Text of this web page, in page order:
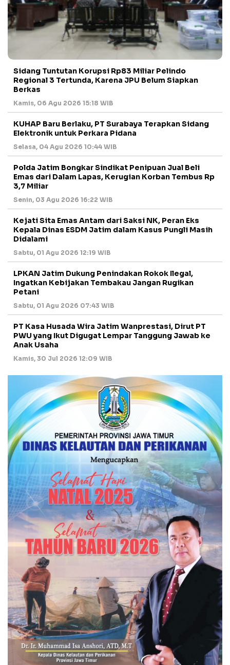
Sidang Tuntutan Korupsi Rp83 Miliar Pelindo
Regional 3 Tertunda, Karena JPU Belum Siapkan
Berkas
Kamis, 06 Agu 2026 15:18 WIB
KUHAP Baru Berlaku, PT Surabaya Terapkan Sidang
Elektronik untuk Perkara Pidana
Selasa, 04 Agu 2026 10:44 WIB
Polda Jatim Bongkar Sindikat Penipuan Jual Beli
Emas dari Dalam Lapas, Kerugian Korban Tembus Rp
3,7 Miliar
Senin, 03 Agu 2026 16:22 WIB
Kejati Sita Emas Antam dari Saksi NK, Peran Eks
Kepala Dinas ESDM Jatim dalam Kasus Pungli Masih
Didalami
Sabtu, 01 Agu 2026 12:19 WIB
LPKAN Jatim Dukung Penindakan Rokok Ilegal,
Ingatkan Kebijakan Tembakau Jangan Rugikan
Petani
Sabtu, 01 Agu 2026 07:43 WIB
PT Kasa Husada Wira Jatim Wanprestasi, Dirut PT
PWU yang Ikut Digugat Lempar Tanggung Jawab ke
Anak Usaha
Kamis, 30 Jul 2026 12:09 WIB